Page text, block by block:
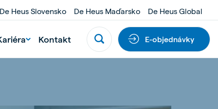
De Heus Slovensko De Heus Maďarsko De Heus Global
Kontakt E-objednávky